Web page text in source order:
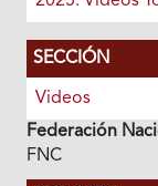
SECCIÓN
Videos
Federación
FNC